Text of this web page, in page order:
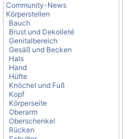
Community-News
Körperstellen
Bauch
Brust und Dekolleté
Genitalbereich
Gesäß und Becken
Hals
Hand
Hüfte
Knöchel und Fuß
Kopf
Körperseite
Oberarm
Oberschenkel
Rücken